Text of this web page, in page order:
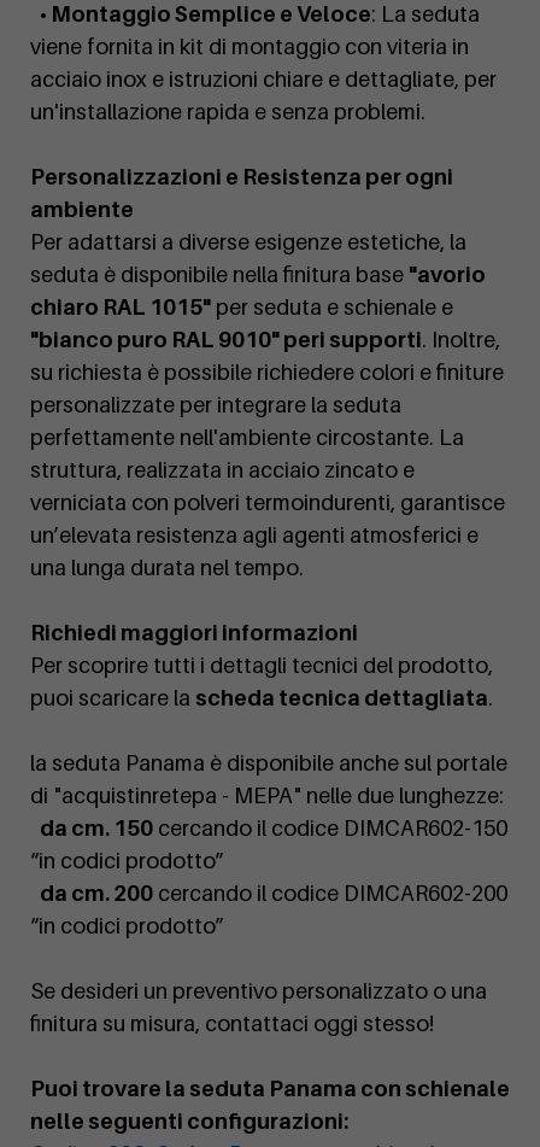
• Montaggio Semplice e Veloce: La seduta
viene fornita in kit di montaggio con viteria in
acciaio inox e istruzioni chiare e dettagliate, per
un'installazione rapida e senza problemi.
Personalizzazioni e Resistenza per ogni
ambiente
Per adattarsi a diverse esigenze estetiche, la
seduta è disponibile nella finitura base "avorio
chiaro RAL 1015" per seduta e schienale e
"bianco puro RAL 9010" peri supporti. Inoltre,
su richiesta è possibile richiedere colori e finiture
personalizzate per integrare la seduta
perfettamente nell'ambiente circostante. La
struttura, realizzata in acciaio zincato e
verniciata con polveri termoindurenti, garantisce
un’elevata resistenza agli agenti atmosferici e
una lunga durata nel tempo.
Richiedi maggiori informazioni
Per scoprire tutti i dettagli tecnici del prodotto,
puoi scaricare la scheda tecnica dettagliata.
la seduta Panama è disponibile anche sul portale
di "acquistinretepa - MEPA" nelle due lunghezze:
da cm. 150 cercando il codice DIMCAR602-150
“in codici prodotto”
da cm. 200 cercando il codice DIMCAR602-200
“in codici prodotto”
Se desideri un preventivo personalizzato o una
finitura su misura, contattaci oggi stesso!
Puoi trovare la seduta Panama con schienale
nelle seguenti configurazioni: